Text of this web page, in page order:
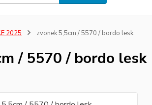
2025 zvonek 5,5cm / 5570 / bordo lesk
/ 5570 / bordo lesk